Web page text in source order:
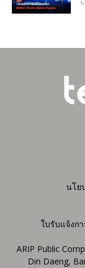
นโย
ใบรับแจ้งก
ARIP Public
Din Daeng,